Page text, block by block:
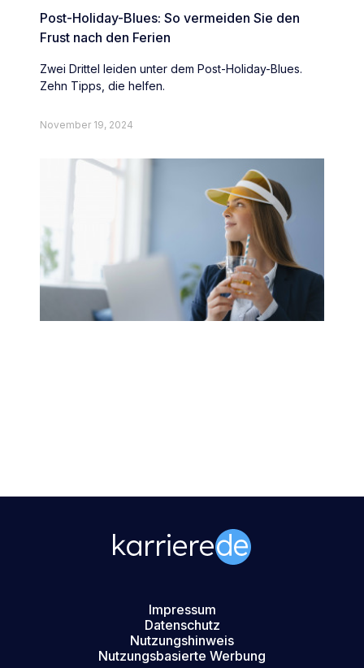
Post-Holiday-Blues: So vermeiden Sie den
Frust nach den Ferien
Zwei Drittel leiden unter dem Post-Holiday-Blues.
Zehn Tipps, die helfen.
November 19, 2024
Impressum
Datenschutz
Nutzungshinweis
Nutzungsbasierte Werbung